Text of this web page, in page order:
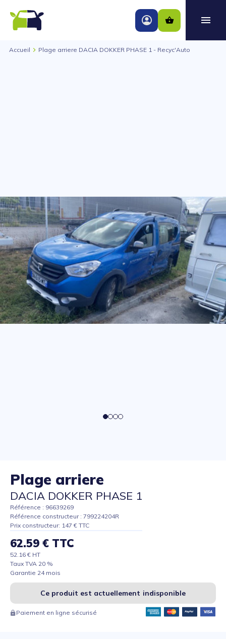
Accueil Plage arriere DACIA DOKKER PHASE 1 - Recyc'Auto
Plage arriere
DACIA DOKKER PHASE 1
Référence : 96639269
Référence constructeur : 799224204R
Prix constructeur: 147 € TTC
62.59 € TTC
52.16 € HT
Taux TVA 20 %
Garantie 24 mois
Ce produit est actuellement indisponible
Paiement en ligne sécurisé